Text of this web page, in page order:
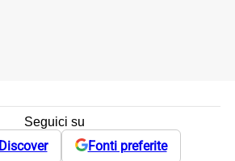
Seguici su
Discover Fonti preferite